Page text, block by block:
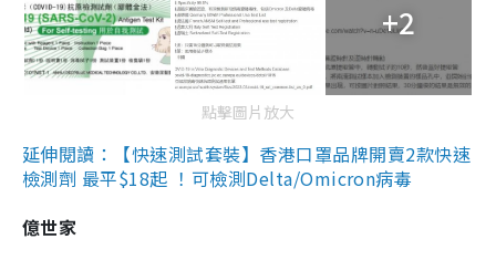
+2
點擊圖片放大
延伸閱讀：【快速測試套裝】香港口罩品牌開賣2款快速
檢測劑 最平$18起 ！可檢測Delta/Omicron病毒
億世家